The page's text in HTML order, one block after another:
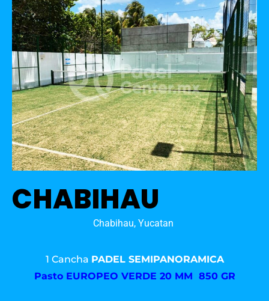
CHABIHAU
Chabihau, Yucatan
1 Cancha PADEL SEMIPANORAMICA
Pasto EUROPEO VERDE 20 MM 850 GR